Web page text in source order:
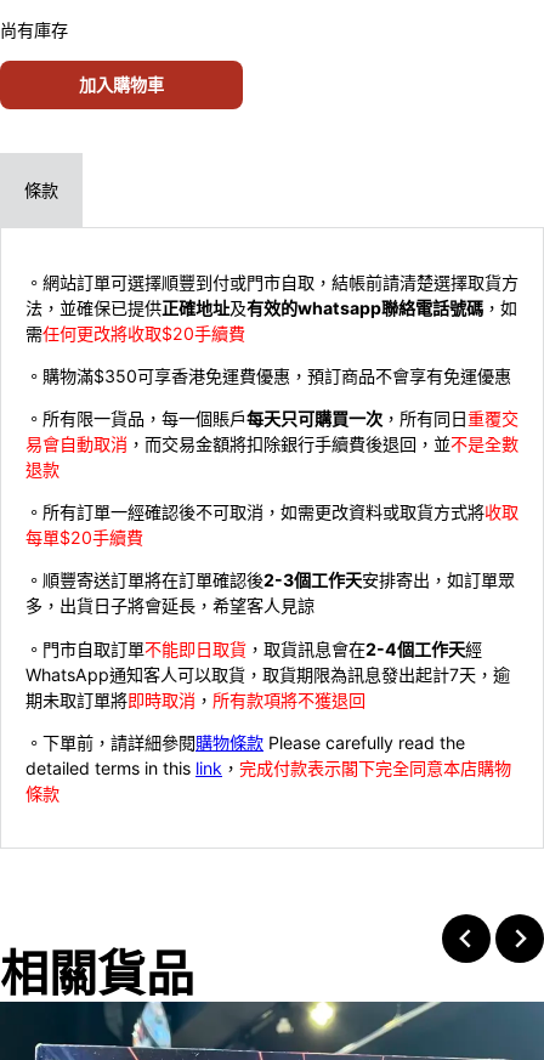
尚有庫存
加入購物車
條款
。網站訂單可選擇順豐到付或門市自取，結帳前請清楚選擇取貨方
法，並確保已提供正確地址及有效的whatsapp聯絡電話號碼 ，如
需任何更改將收取$20手續費
。購物滿$350可享香港免運費優惠，預訂商品不會享有免運優惠
。所有限一貨品，每一個賬戶每天只可購買一次 ，所有同日重覆交
易會自動取消 ，而交易金額將扣除銀行手續費後退回，並不是全數
退款
。所有訂單一經確認後不可取消，如需更改資料或取貨方式將收取
每單$20手續費
。順豐寄送訂單將在訂單確認後2-3個工作天安排寄出，如訂單眾
多，出貨日子將會延長，希望客人見諒
。門市自取訂單不能即日取貨 ，取貨訊息會在2-4個工作天經
WhatsApp通知客人可以取貨，取貨期限為訊息發出起計7天，逾
期未取訂單將即時取消 ， 所有款項將不獲退回
。下單前，請詳細參閱購物條款 Please carefully read the
detailed terms in this link ， 完成付款表示閣下完全同意本店購物
條款
相關貨品